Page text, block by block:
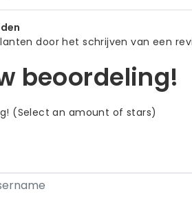
door het schrijven van een
beoordeling!
(Select an amount of stars)